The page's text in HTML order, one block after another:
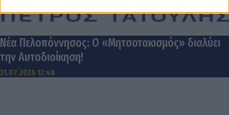
Νέα Πελοπόννησος: Ο «Μητσοτακισμός» διαλύει
την Αυτοδιοίκηση!
31.07.2026 12:48